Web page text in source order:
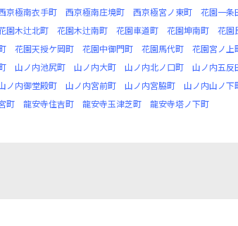
京極南衣手町 西京極南庄境町 西京極宮ノ東町
花園一条
園木辻北町 花園木辻南町 花園車道町 花園坤南町
花園
花園天授ケ岡町 花園中御門町 花園馬代町
花園宮ノ上
山ノ内池尻町 山ノ内大町 山ノ内北ノ口町
山ノ内五反
ノ内御堂殿町 山ノ内宮前町 山ノ内宮脇町
山ノ内山ノ下
町 龍安寺住吉町 龍安寺玉津芝町
龍安寺塔ノ下町